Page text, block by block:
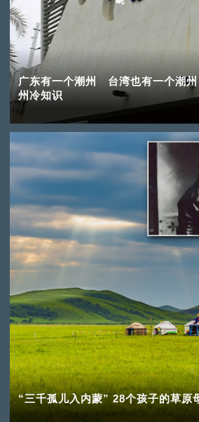
广东有一个潮州 台湾也有一个潮州
州冷知识
“三千孤儿入内蒙” 28个孩子的草原